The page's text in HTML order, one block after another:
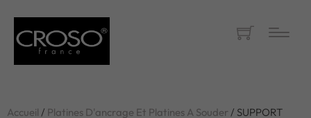
Accueil / Platines D'ancrage Et Platines A Souder/ SUPPORT